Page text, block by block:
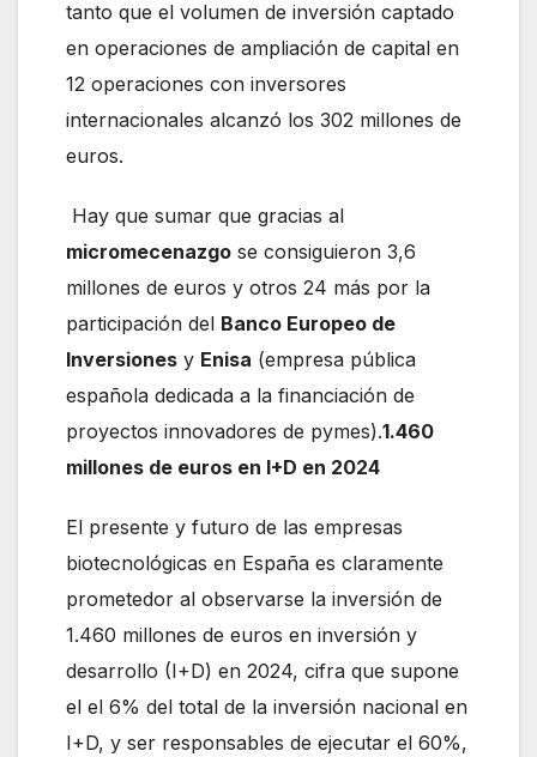
tanto que el volumen de inversión captado
en operaciones de ampliación de capital en
12 operaciones con inversores
internacionales alcanzó los 302 millones de
euros.
Hay que sumar que gracias al
micromecenazgo se consiguieron 3,6
millones de euros y otros 24 más por la
participación del Banco Europeo de
Inversiones y Enisa (empresa pública
española dedicada a la financiación de
proyectos innovadores de pymes).1.460
millones de euros en I+D en 2024
El presente y futuro de las empresas
biotecnológicas en España es claramente
prometedor al observarse la inversión de
1.460 millones de euros en inversión y
desarrollo (I+D) en 2024, cifra que supone
el el 6% del total de la inversión nacional en
I+D, y ser responsables de ejecutar el 60%,